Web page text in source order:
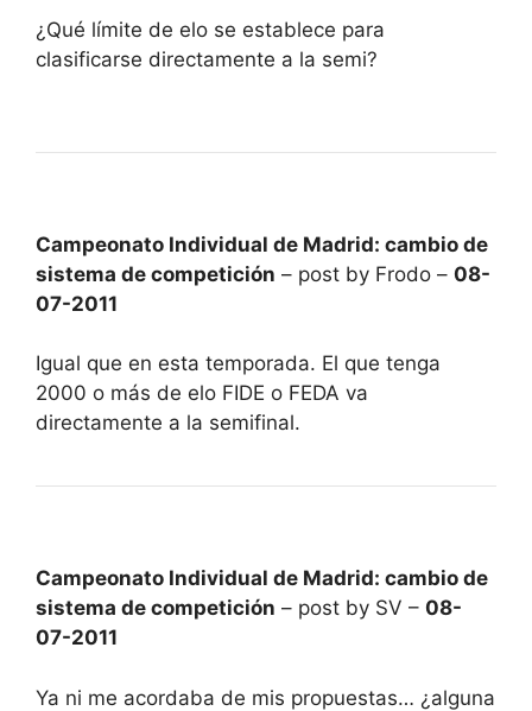
¿Qué límite de elo se establece para
clasificarse directamente a la semi?
Campeonato Individual de Madrid: cambio de
sistema de competición – post by Frodo – 08-
07-2011
Igual que en esta temporada. El que tenga
2000 o más de elo FIDE o FEDA va
directamente a la semifinal.
Campeonato Individual de Madrid: cambio de
sistema de competición – post by SV – 08-
07-2011
Ya ni me acordaba de mis propuestas… ¿alguna